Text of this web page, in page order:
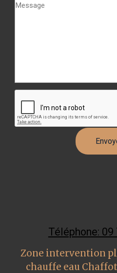
Téléphone: 09
Zone intervention
chauffe eau